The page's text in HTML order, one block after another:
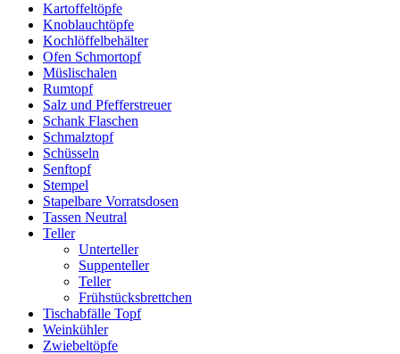
Kartoffeltöpfe
Knoblauchtöpfe
Kochlöffelbehälter
Ofen Schmortopf
Müslischalen
Rumtopf
Salz und Pfefferstreuer
Schank Flaschen
Schmalztopf
Schüsseln
Senftopf
Stempel
Stapelbare Vorratsdosen
Tassen Neutral
Teller
Unterteller
Suppenteller
Teller
Frühstücksbrettchen
Tischabfälle Topf
Weinkühler
Zwiebeltöpfe